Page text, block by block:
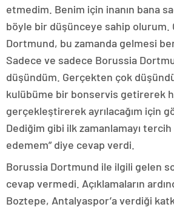
etmedim. Benim için inanın bana
böyle bir düşünceye sahip olurum.
Dortmund, bu zamanda gelmesi
Sadece ve sadece Borussia
düşündüm. Gerçekten çok
kulübüme bir bonservis getirerek
gerçekleştirerek ayrılacağım için
Dediğim gibi ilk zamanlamayı
edemem” diye cevap verdi.
Borussia Dortmund ile ilgili gelen
cevap vermedi. Açıklamaların
Boztepe, Antalyaspor’a verdiği